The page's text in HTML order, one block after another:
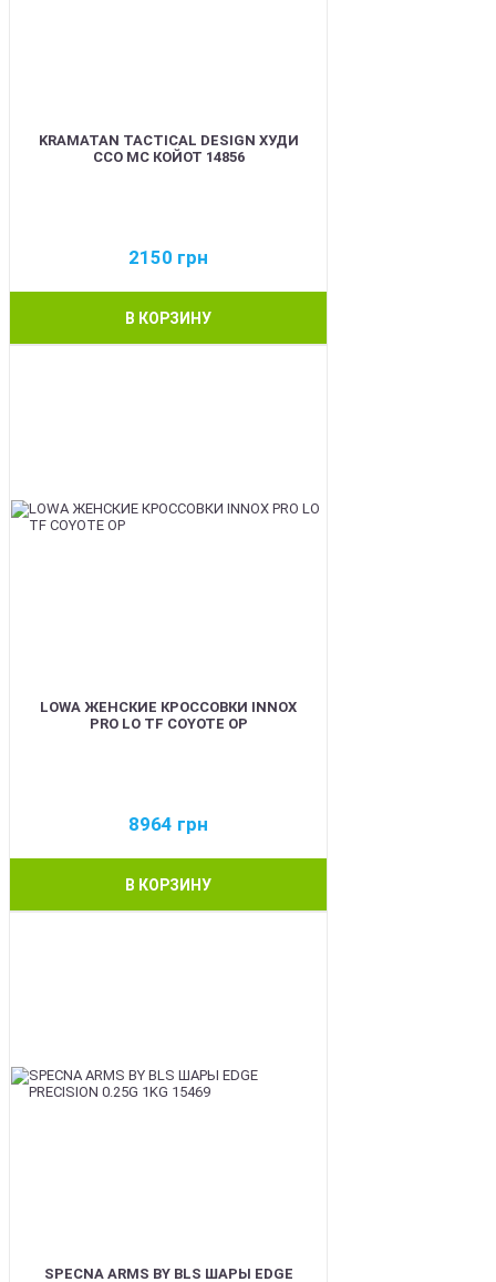
KRAMATAN TACTICAL DESIGN ХУДИ
ССО МС КОЙОТ 14856
2150 грн
В КОРЗИНУ
LOWA ЖЕНСКИЕ КРОССОВКИ INNOX
PRO LO TF COYOTE OP
8964 грн
В КОРЗИНУ
SPECNA ARMS BY BLS ШАРЫ EDGE